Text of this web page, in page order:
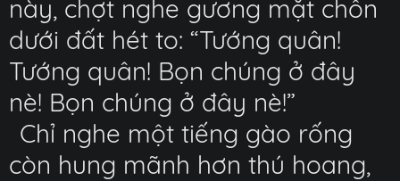
này, chợt nghe gương mặt chôn
dưới đất hét to: “Tướng quân!
Tướng quân! Bọn chúng ở đây
nè! Bọn chúng ở đây nè!”
Chỉ nghe một tiếng gào rống
còn hung mãnh hơn thú hoang,